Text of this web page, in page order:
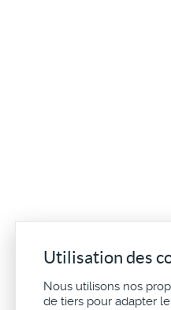
Utilisation des
Nous utilisons nos
de tiers pour adapter